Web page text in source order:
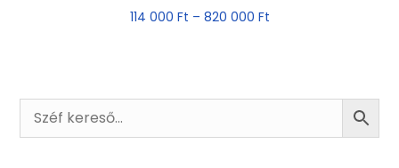
114 000 Ft – 820 000 Ft